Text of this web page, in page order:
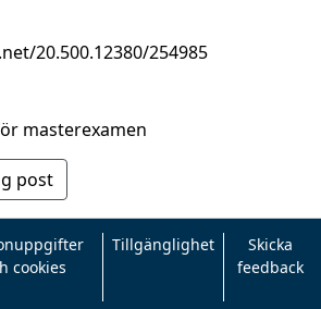
20.500.12380/254985
masterexamen
post
cookies
Tillgänglighet
Skicka
feedback